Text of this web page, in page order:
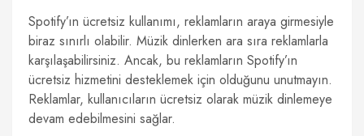
Spotify’ın ücretsiz kullanımı, reklamların araya girmesiyle
biraz sınırlı olabilir. Müzik dinlerken ara sıra reklamlarla
karşılaşabilirsiniz. Ancak, bu reklamların Spotify’ın
ücretsiz hizmetini desteklemek için olduğunu unutmayın.
Reklamlar, kullanıcıların ücretsiz olarak müzik dinlemeye
devam edebilmesini sağlar.